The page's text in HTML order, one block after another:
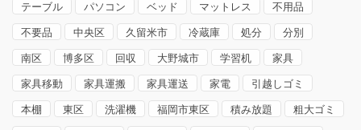
テーブル パソコン ベッド マットレス 不用品
不要品 中央区 久留米市 冷蔵庫 処分 分別
南区 博多区 回収 大野城市 学習机 家具
家具移動 家具運搬 家具運送 家電 引越しゴミ
本棚 東区 洗濯機 福岡市東区 積み放題 粗大ゴミ